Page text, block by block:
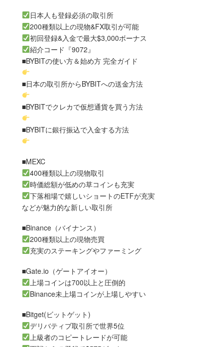
日本人も登録必須の取引所
200種類以上の現物&FX取引が可能
初回登録&入金で最大$3,000ボーナス
紹介コード『9072』
■BYBITの使い方＆始め方 完全ガイド
■日本の取引所からBYBITへの送金方法
■BYBITでクレカで仮想通貨を買う方法
■BYBITに銀行振込で入金する方法
■MEXC
400種類以上の現物取引
時価総額が低めの草コインも充実
下落相場で嬉しいショートのETFが充実
などが魅力的な新しい取引所
■Binance（バイナンス）
200種類以上の現物売買
充実のステーキングやファーミング
■Gate.io（ゲートアイオー）
上場コインは700以上と圧倒的
Binance未上場コインが上場しやすい
■Bitget(ビットゲット)
デリバティブ取引所で世界5位
上級者のコピートレードが可能